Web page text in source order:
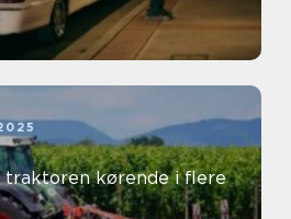
traktoren kørende i flere